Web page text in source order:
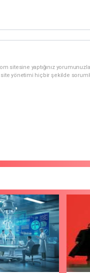
sitesine yaptığınız
site yönetimi hiçbir şekilde